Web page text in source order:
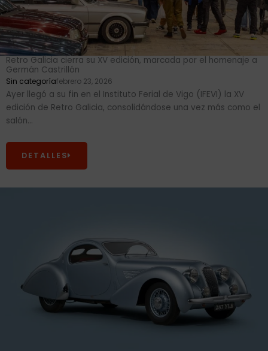
Retro Galicia cierra su XV edición, marcada por el homenaje a
Germán Castrillón
Sin categoríafebrero 23, 2026
Ayer llegó a su fin en el Instituto Ferial de Vigo (IFEVI) la XV
edición de Retro Galicia, consolidándose una vez más como el
salón...
DETALLES